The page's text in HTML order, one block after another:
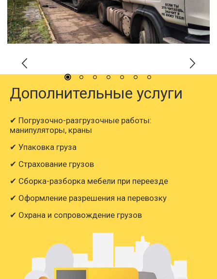
Дополнительные услуги
✔ Погрузочно-разгрузочные работы:
манипуляторы, краны
✔ Упаковка груза
✔ Страхование грузов
✔ Сборка-разборка мебели при переезде
✔ Оформление разрешения на перевозку
✔ Охрана и сопровождение грузов